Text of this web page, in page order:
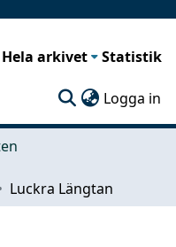
Hela arkivet Statistik
Logga in
Luckra Längtan